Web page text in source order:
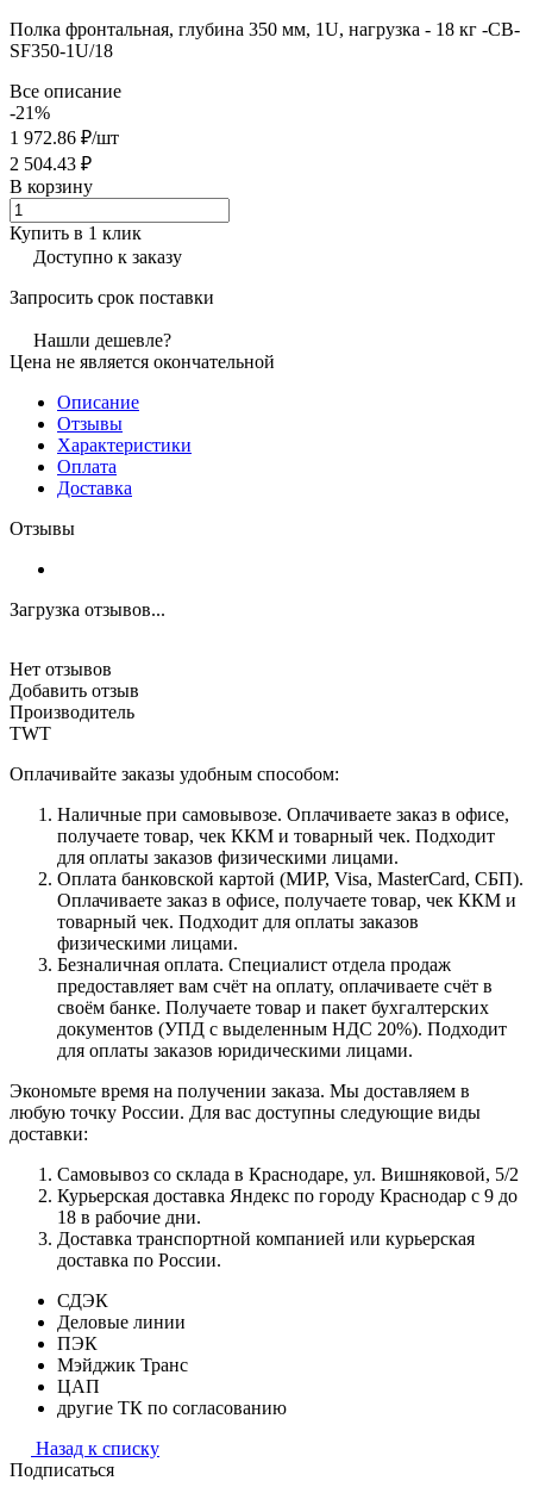
Полка фронтальная, глубина 350 мм, 1U, нагрузка - 18 кг -CB-
SF350-1U/18
Все описание
-21%
1 972.86 ₽/шт
2 504.43 ₽
В корзину
Купить в 1 клик
Доступно к заказу
Запросить срок поставки
Нашли дешевле?
Цена не является окончательной
Описание
Отзывы
Характеристики
Оплата
Доставка
Отзывы
Загрузка отзывов...
Нет отзывов
Добавить отзыв
Производитель
TWT
Оплачивайте заказы удобным способом:
Наличные при самовывозе. Оплачиваете заказ в офисе,
получаете товар, чек ККМ и товарный чек. Подходит
для оплаты заказов физическими лицами.
Оплата банковской картой (МИР, Visa, MasterCard, СБП).
Оплачиваете заказ в офисе, получаете товар, чек ККМ и
товарный чек. Подходит для оплаты заказов
физическими лицами.
Безналичная оплата. Специалист отдела продаж
предоставляет вам счёт на оплату, оплачиваете счёт в
своём банке. Получаете товар и пакет бухгалтерских
документов (УПД с выделенным НДС 20%). Подходит
для оплаты заказов юридическими лицами.
Экономьте время на получении заказа. Мы доставляем в
любую точку России. Для вас доступны следующие виды
доставки:
Самовывоз со склада в Краснодаре, ул. Вишняковой, 5/2
Курьерская доставка Яндекс по городу Краснодар с 9 до
18 в рабочие дни.
Доставка транспортной компанией или курьерская
доставка по России.
СДЭК
Деловые линии
ПЭК
Мэйджик Транс
ЦАП
другие ТК по согласованию
Назад к списку
Подписаться